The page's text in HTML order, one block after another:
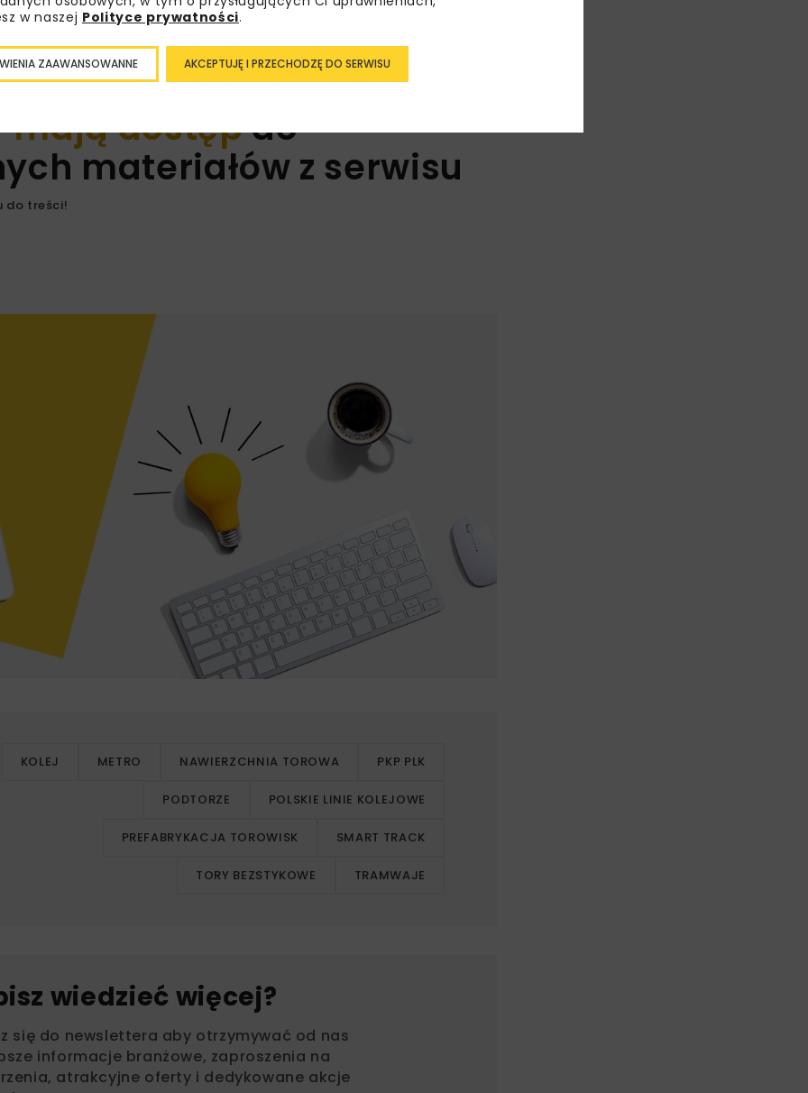
PRZECZYTASZ BEZPŁATNIE PO ZALOGOWANIU
mają dostępdo
materiałów z serwisu
do treści!
KOLEJ METRO NAWIERZCHNIA TOROWA PKP PLK
PODTORZE POLSKIE LINIE KOLEJOWE
PREFABRYKACJA TOROWISK SMART TRACK
TORY BEZSTYKOWE TRAMWAJE
wiedzieć więcej?
się do newslettera aby otrzymywać od nas
informacje branżowe, zaproszenia na
atrakcyjne oferty i dedykowane akcje
w naszej Polityce prywatności.
AKCEPTUJĘ I PRZECHODZĘ DO SERWISU
ZAAWANSOWANNE